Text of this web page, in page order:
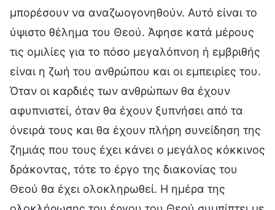
μπορέσουν να αναζωογονηθούν. Αυτό είναι το
ύψιστο θέλημα του Θεού. Άφησε κατά μέρους
τις ομιλίες για το πόσο μεγαλόπνοη ή εμβριθής
είναι η ζωή του ανθρώπου και οι εμπειρίες του.
Όταν οι καρδιές των ανθρώπων θα έχουν
αφυπνιστεί, όταν θα έχουν ξυπνήσει από τα
όνειρά τους και θα έχουν πλήρη συνείδηση της
ζημιάς που τους έχει κάνει ο μεγάλος κόκκινος
δράκοντας, τότε το έργο της διακονίας του
Θεού θα έχει ολοκληρωθεί. Η ημέρα της